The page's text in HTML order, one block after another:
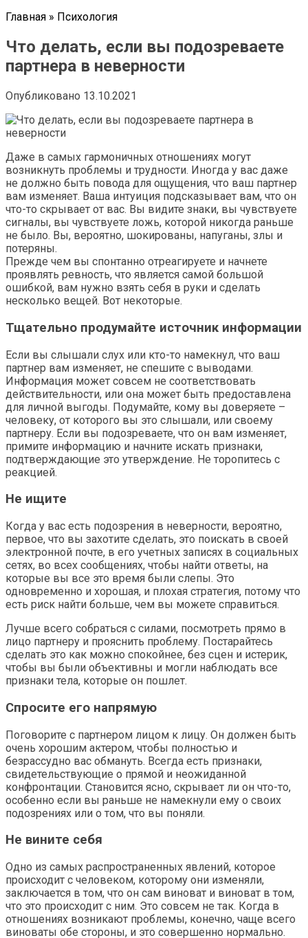
Главная » Психология
Что делать, если вы подозреваете
партнера в неверности
Опубликовано 13.10.2021
Даже в самых гармоничных отношениях могут
возникнуть проблемы и трудности. Иногда у вас даже
не должно быть повода для ощущения, что ваш партнер
вам изменяет. Ваша интуиция подсказывает вам, что он
что-то скрывает от вас. Вы видите знаки, вы чувствуете
сигналы, вы чувствуете ложь, которой никогда раньше
не было. Вы, вероятно, шокированы, напуганы, злы и
потеряны.
Прежде чем вы спонтанно отреагируете и начнете
проявлять ревность, что является самой большой
ошибкой, вам нужно взять себя в руки и сделать
несколько вещей. Вот некоторые.
Тщательно продумайте источник информации
Если вы слышали слух или кто-то намекнул, что ваш
партнер вам изменяет, не спешите с выводами.
Информация может совсем не соответствовать
действительности, или она может быть предоставлена
для личной выгоды. Подумайте, кому вы доверяете –
человеку, от которого вы это слышали, или своему
партнеру. Если вы подозреваете, что он вам изменяет,
примите информацию и начните искать признаки,
подтверждающие это утверждение. Не торопитесь с
реакцией.
Не ищите
Когда у вас есть подозрения в неверности, вероятно,
первое, что вы захотите сделать, это поискать в своей
электронной почте, в его учетных записях в социальных
сетях, во всех сообщениях, чтобы найти ответы, на
которые вы все это время были слепы. Это
одновременно и хорошая, и плохая стратегия, потому что
есть риск найти больше, чем вы можете справиться.
Лучше всего собраться с силами, посмотреть прямо в
лицо партнеру и прояснить проблему. Постарайтесь
сделать это как можно спокойнее, без сцен и истерик,
чтобы вы были объективны и могли наблюдать все
признаки тела, которые он пошлет.
Спросите его напрямую
Поговорите с партнером лицом к лицу. Он должен быть
очень хорошим актером, чтобы полностью и
безрассудно вас обмануть. Всегда есть признаки,
свидетельствующие о прямой и неожиданной
конфронтации. Становится ясно, скрывает ли он что-то,
особенно если вы раньше не намекнули ему о своих
подозрениях или о том, что вы поняли.
Не вините себя
Одно из самых распространенных явлений, которое
происходит с человеком, которому они изменяли,
заключается в том, что он сам виноват и виноват в том,
что это происходит с ним. Это совсем не так. Когда в
отношениях возникают проблемы, конечно, чаще всего
виноваты обе стороны, и это совершенно нормально.